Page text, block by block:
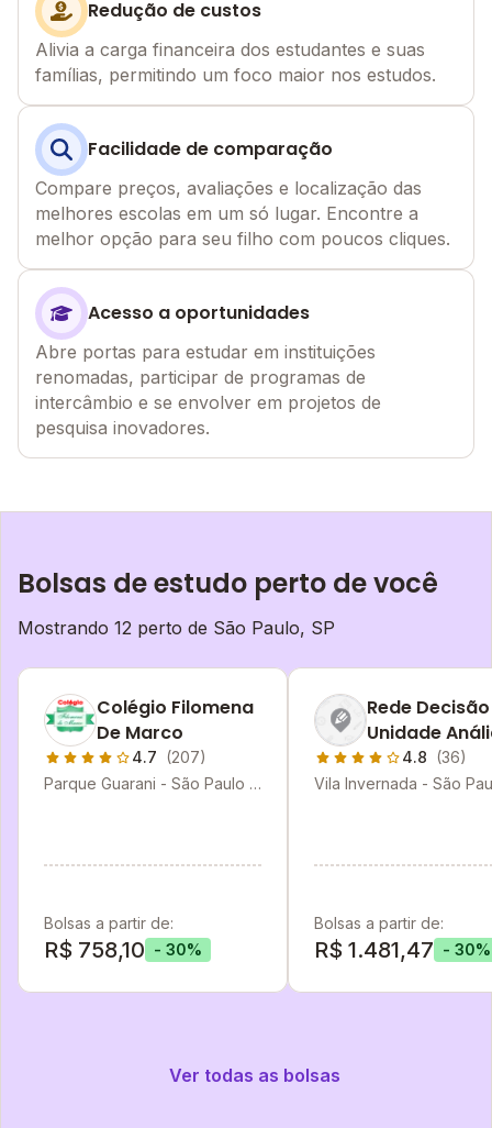
Redução de custos
Alivia a carga financeira dos estudantes e suas
famílias, permitindo um foco maior nos estudos.
Facilidade de comparação
Compare preços, avaliações e localização das
melhores escolas em um só lugar. Encontre a
melhor opção para seu filho com poucos cliques.
Acesso a oportunidades
Abre portas para estudar em instituições
renomadas, participar de programas de
intercâmbio e se envolver em projetos de
pesquisa inovadores.
Bolsas de estudo perto de você
Mostrando 12 perto de São Paulo, SP
Ver todas as bolsas
Colégio Filomena
De Marco
4.7 (207)
Parque Guarani - São Paulo -
Bolsas a partir de:
R$ 758,10 - 30%
Rede
Unidade
Franco
4.8 (36)
Vila Invernada - São
Bolsas a partir de:
R$ 1.481,47 - 30%